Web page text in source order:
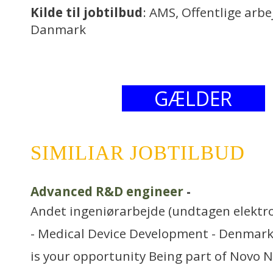
Kilde til jobtilbud: AMS, Offentlige
Danmark
GÆLDER
SIMILIAR JOBTILBUD
Advanced R&D engineer -
Andet ingeniørarbejde (undtagen
- Medical Device Development -
is your opportunity Being part of Novo